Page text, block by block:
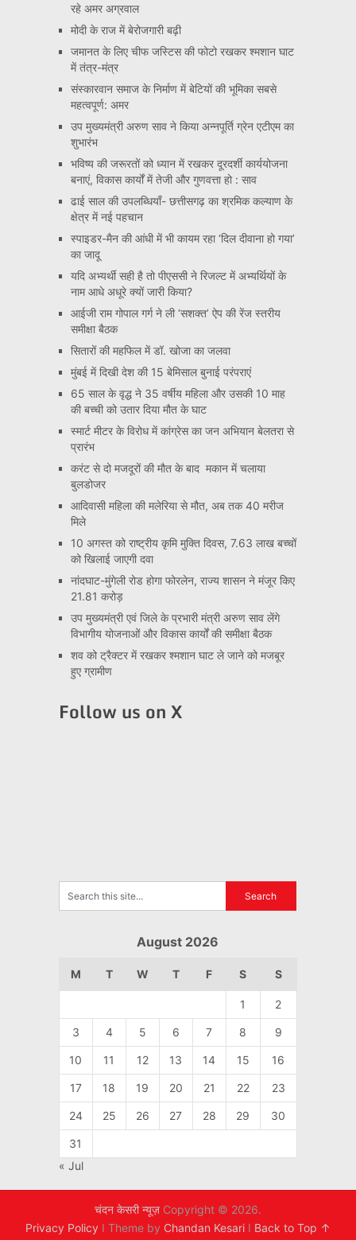
रहे अमर अग्रवाल
मोदी के राज में बेरोजगारी बढ़ी
जमानत के लिए चीफ जस्टिस की फोटो रखकर श्मशान घाट
में तंत्र-मंत्र
संस्कारवान समाज के निर्माण में बेटियों की भूमिका सबसे
महत्वपूर्ण: अमर
उप मुख्यमंत्री अरुण साव ने किया अन्नपूर्ति ग्रेन एटीएम का
शुभारंभ
भविष्य की जरूरतों को ध्यान में रखकर दूरदर्शी कार्ययोजना
बनाएं, विकास कार्यों में तेजी और गुणवत्ता हो : साव
ढाई साल की उपलब्धियाँ- छत्तीसगढ़ का श्रमिक कल्याण के
क्षेत्र में नई पहचान
स्पाइडर-मैन की आंधी में भी कायम रहा ‘दिल दीवाना हो गया’
का जादू
यदि अभ्यर्थी सही है तो पीएससी ने रिजल्ट में अभ्यर्थियों के
नाम आधे अधूरे क्यों जारी किया?
आईजी राम गोपाल गर्ग ने ली ‘सशक्त’ ऐप की रेंज स्तरीय
समीक्षा बैठक
सितारों की महफिल में डॉ. खोजा का जलवा
मुंबई में दिखी देश की 15 बेमिसाल बुनाई परंपराएं
65 साल के वृद्ध ने 35 वर्षीय महिला और उसकी 10 माह
की बच्ची को उतार दिया मौत के घाट
स्मार्ट मीटर के विरोध में कांग्रेस का जन अभियान बेलतरा से
प्रारंभ
करंट से दो मजदूरों की मौत के बाद मकान में चलाया
बुलडोजर
आदिवासी महिला की मलेरिया से मौत, अब तक 40 मरीज
मिले
10 अगस्त को राष्ट्रीय कृमि मुक्ति दिवस, 7.63 लाख बच्चों
को खिलाई जाएगी दवा
नांदघाट-मुंगेली रोड होगा फोरलेन, राज्य शासन ने मंजूर किए
21.81 करोड़
उप मुख्यमंत्री एवं जिले के प्रभारी मंत्री अरुण साव लेंगे
विभागीय योजनाओं और विकास कार्यों की समीक्षा बैठक
शव को ट्रैक्टर में रखकर श्मशान घाट ले जाने को मजबूर
हुए ग्रामीण
Follow us on X
August 2026
M T W T F S S
1 2
3 4 5 6 7 8 9
10 11 12 13 14 15 16
17 18 19 20 21 22 23
24 25 26 27 28 29 30
31
« Jul
चंदन केसरी न्यूज़Copyright © 2026.
Privacy Policy I Theme by Chandan KesariI Back to Top ↑